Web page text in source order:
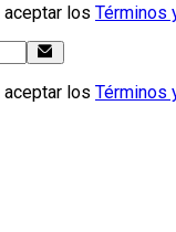
los Términos
los Términos